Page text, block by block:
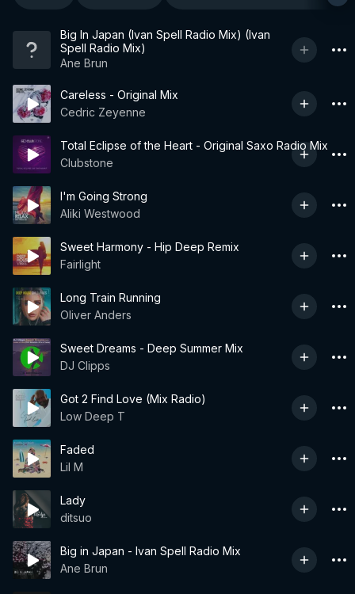
Big In Japan (Ivan Spell Radio Mix) (Ivan
Spell Radio Mix)
Ane Brun
Careless - Original Mix
Cedric Zeyenne
Total Eclipse of the Heart - Original Saxo Radio Mix
Clubstone
I'm Going Strong
Aliki Westwood
Sweet Harmony - Hip Deep Remix
Fairlight
Long Train Running
Oliver Anders
Sweet Dreams - Deep Summer Mix
DJ Clipps
Got 2 Find Love (Mix Radio)
Low Deep T
Faded
Lil M
Lady
ditsuo
Big in Japan - Ivan Spell Radio Mix
Ane Brun